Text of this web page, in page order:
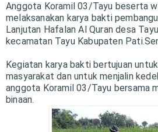
Anggota Koramil 03/Tayu beserta
melaksanakan karya bakti
Lanjutan Hafalan Al Quran desa
kecamatan Tayu Kabupaten
Kegiatan karya bakti bertujuan
masyarakat dan untuk menjalin
anggota Koramil 03/Tayu bersama
binaan.